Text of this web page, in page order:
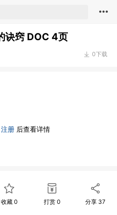
诀窍 DOC 4页
0下载
注册 后查看详情
收藏 0 打赏0 分享 37